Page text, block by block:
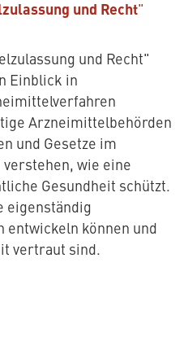
und Recht"
und Recht"
Einblick in
Arzneimittelbehörden
und Gesetze im
wie eine
Gesundheit schützt.
eigenständig
können und
vertraut sind.